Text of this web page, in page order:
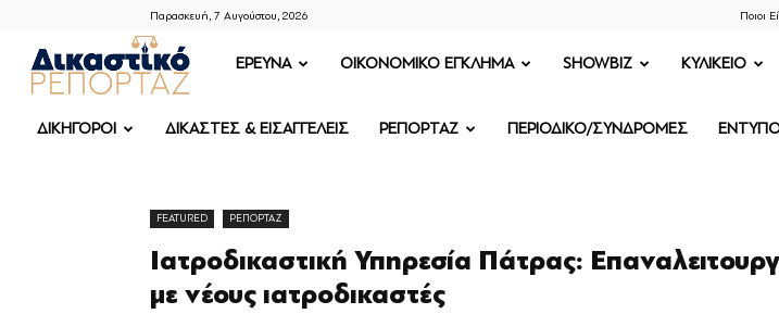
Παρασκευή, 7 Αυγούστου, 2026 Ποιοι
ΔΙΚΑΣΤΙΚΟ
ΡΕΠΟΡΤΑΖ
ΕΡΕΥΝΑ OIKONOMIKO ΕΓΚΛΗΜΑ SHOWBIZ ΚΥΛΙΚΕΙΟ
ΔΙΚΗΓΟΡΟΙ ΔΙΚΑΣΤΕΣ & ΕΙΣΑΓΓΕΛΕΙΣ ΡΕΠΟΡΤΑΖ ΠΕΡΙΟΔΙΚΟ/ΣΥΝΔΡΟΜΕΣ
FEATURED ΡΕΠΟΡΤΑΖ
Ιατροδικαστική Υπηρεσία Πάτρας:
με νέους ιατροδικαστές